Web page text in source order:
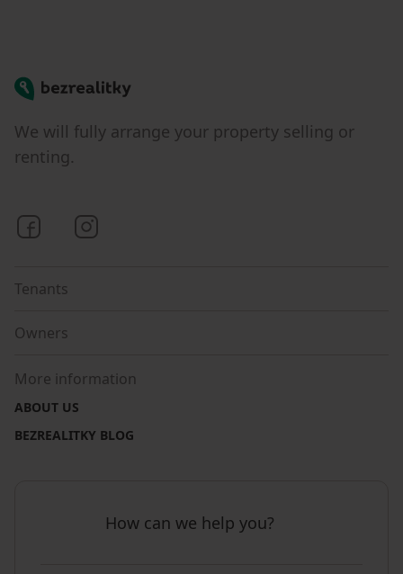
Bezrealitky
We will fully arrange your property selling or
renting.
Bezrealitky on Facebook
Tenants
Owners
More information
ABOUT US
BEZREALITKY BLOG
How can we help you?